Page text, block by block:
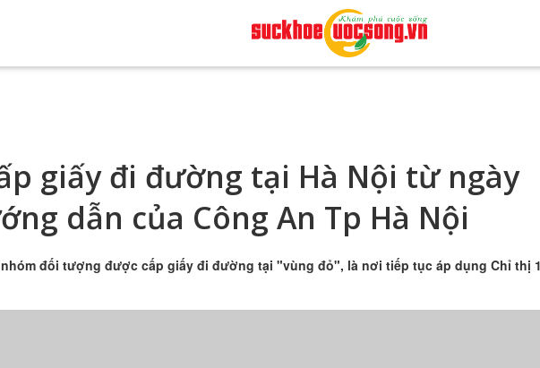
giấy đi đường tại Hà Nội từ ngày
dẫn của Công An Tp Hà Nội
nhóm đối tượng được cấp giấy đi đường tại "vùng đỏ", là nơi tiếp tục áp dụng Chỉ thị